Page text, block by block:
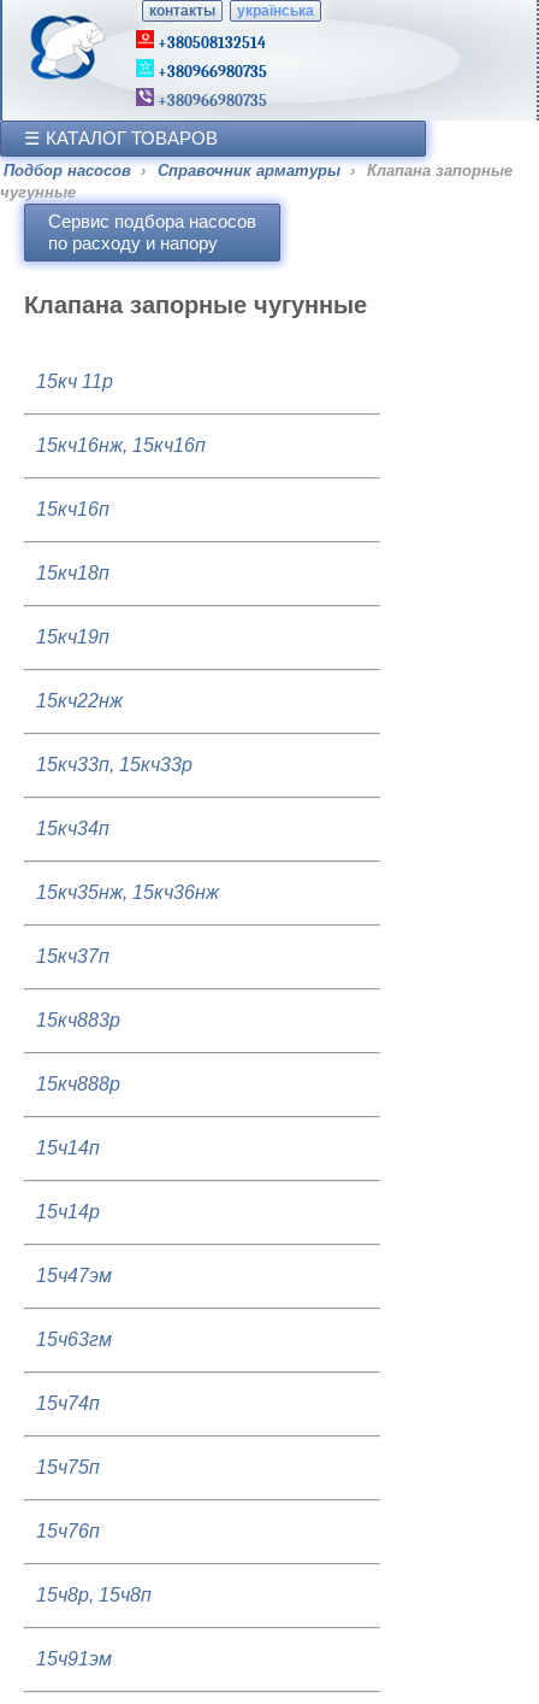
контакты українська
+380508132514
+380966980735
+380966980735
КАТАЛОГ ТОВАРОВ
Подбор насосов › Справочник арматуры ›
Клапана запорные
чугунные
Сервис подбора насосов
по расходу и напору
Клапана запорные чугунные
15кч 11р
15кч16нж, 15кч16п
15кч16п
15кч18п
15кч19п
15кч22нж
15кч33п, 15кч33р
15кч34п
15кч35нж, 15кч36нж
15кч37п
15кч883р
15кч888р
15ч14п
15ч14р
15ч47эм
15ч63гм
15ч74п
15ч75п
15ч76п
15ч8р, 15ч8п
15ч91эм